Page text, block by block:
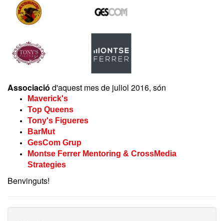
Associació d'aquest mes de juliol 2016, són
Maverick's
Top Queens
Tony's Figueres
BarMut
GesCom Grup
Montse Ferrer Mentoring & CrossMedia
Strategies
Benvinguts!